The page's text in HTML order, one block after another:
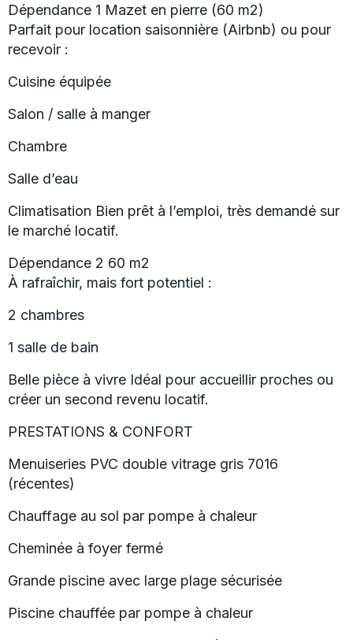
Dépendance 1 Mazet en pierre (60 m2)
Parfait pour location saisonnière (Airbnb) ou pour
recevoir :
Cuisine équipée
Salon / salle à manger
Chambre
Salle d’eau
Climatisation Bien prêt à l’emploi, très demandé sur
le marché locatif.
Dépendance 2 60 m2
À rafraîchir, mais fort potentiel :
2 chambres
1 salle de bain
Belle pièce à vivre Idéal pour accueillir proches ou
créer un second revenu locatif.
PRESTATIONS & CONFORT
Menuiseries PVC double vitrage gris 7016
(récentes)
Chauffage au sol par pompe à chaleur
Cheminée à foyer fermé
Grande piscine avec large plage sécurisée
Piscine chauffée par pompe à chaleur